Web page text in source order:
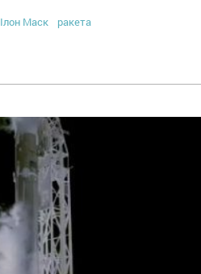
Ілон Маск ракета